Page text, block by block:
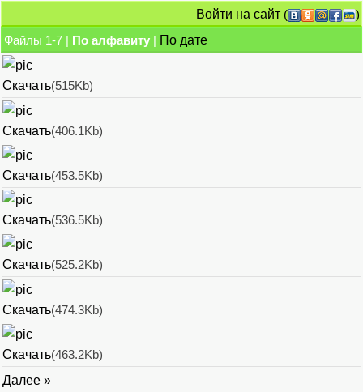
Войти на сайт (
)
Файлы 1-7 | По алфавиту | По дате
Скачать(515Kb)
Скачать(406.1Kb)
Скачать(453.5Kb)
Скачать(536.5Kb)
Скачать(525.2Kb)
Скачать(474.3Kb)
Скачать(463.2Kb)
Далее »